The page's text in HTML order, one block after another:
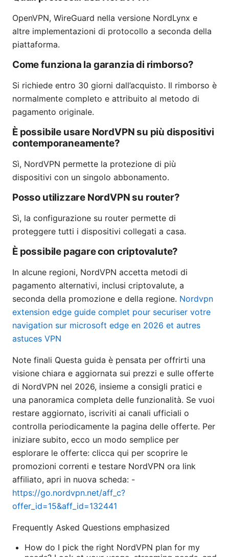
OpenVPN, WireGuard nella versione NordLynx e
altre implementazioni di protocollo a seconda della
piattaforma.
Come funziona la garanzia di rimborso?
Si richiede entro 30 giorni dall’acquisto. Il rimborso è
normalmente completo e attribuito al metodo di
pagamento originale.
È possibile usare NordVPN su più dispositivi
contemporaneamente?
Sì, NordVPN permette la protezione di più
dispositivi con un singolo abbonamento.
Posso utilizzare NordVPN su router?
Sì, la configurazione su router permette di
proteggere tutti i dispositivi collegati a casa.
È possibile pagare con criptovalute?
In alcune regioni, NordVPN accetta metodi di
pagamento alternativi, inclusi criptovalute, a
seconda della promozione e della regione. Nordvpn
extension edge guide complet pour securiser votre
navigation sur microsoft edge en 2026 et autres
astuces VPN
Note finali Questa guida è pensata per offrirti una
visione chiara e aggiornata sui prezzi e sulle offerte
di NordVPN nel 2026, insieme a consigli pratici e
una panoramica completa delle funzionalità. Se vuoi
restare aggiornato, iscriviti ai canali ufficiali o
controlla periodicamente la pagina delle offerte. Per
iniziare subito, ecco un modo semplice per
esplorare le offerte: clicca qui per scoprire le
promozioni correnti e testare NordVPN ora link
affiliato, apri in nuova scheda: -
https://go.nordvpn.net/aff_c?
offer_id=15&aff_id=132441
Frequently Asked Questions emphasized
How do I pick the right NordVPN plan for my